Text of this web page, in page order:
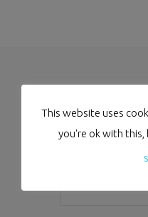
Subscreva a
This website uses
you're ok with